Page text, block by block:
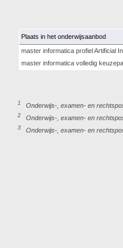
Plaats in het onderwijsaanbod
master informatica profiel Artificial
master informatica volledig
1 Onderwijs-, examen- en
2 Onderwijs-, examen- en
3 Onderwijs-, examen- en